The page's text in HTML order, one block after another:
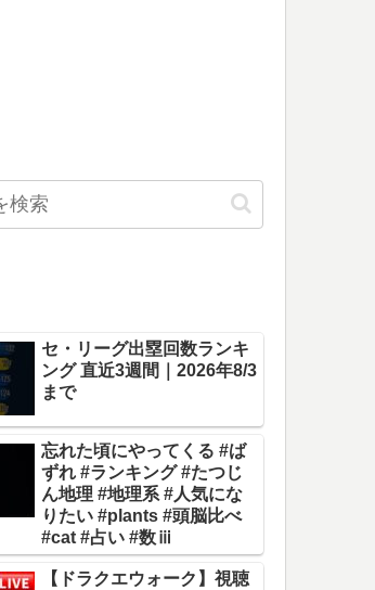
セ・リーグ出塁回数ランキ
ング 直近3週間｜2026年8/3
まで
忘れた頃にやってくる #ば
ずれ #ランキング #たつじ
ん地理 #地理系 #人気にな
りたい #plants #頭脳比べ
#cat #占い #数ⅲ
【ドラクエウォーク】視聴